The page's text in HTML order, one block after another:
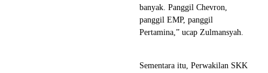
banyak. Panggil Chevron,
panggil EMP, panggil
Pertamina,” ucap Zulmansyah.
Sementara itu, Perwakilan SKK